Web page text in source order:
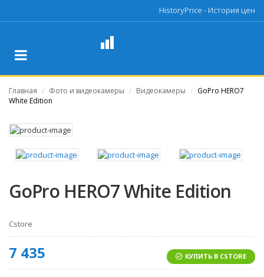
HistoryPrice - История цен
Главная / Фото и видеокамеры / Видеокамеры / GoPro HERO7
White Edition
GoPro HERO7 White Edition
Cstore
7 435 КУПИТЬ В CSTORE